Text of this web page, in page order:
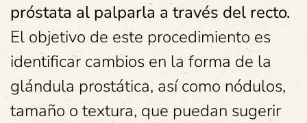
próstata al palparla a través del recto.
El objetivo de este procedimiento es
identificar cambios en la forma de la
glándula prostática, así como nódulos,
tamaño o textura, que puedan sugerir